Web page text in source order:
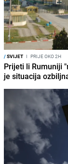
/SVIJET I PRIJE OKO 2H
Prijeti li Rumuniji
je situacija